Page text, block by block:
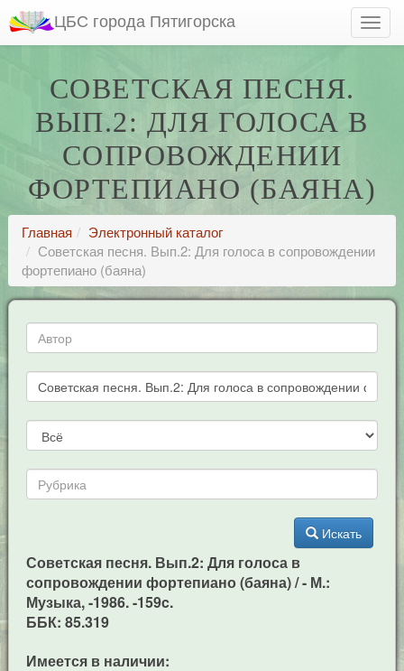
ЦБС города Пятигорска
СОВЕТСКАЯ ПЕСНЯ.
ВЫП.2: ДЛЯ ГОЛОСА В
СОПРОВОЖДЕНИИ
ФОРТЕПИАНО (БАЯНА)
Главная
Электронный каталог
Советская песня. Вып.2: Для голоса в сопровождении
фортепиано (баяна)
Искать
Советская песня. Вып.2: Для голоса в
сопровождении фортепиано (баяна) / - М.:
Музыка, -1986. -159c.
ББК: 85.319
Имеется в наличии: